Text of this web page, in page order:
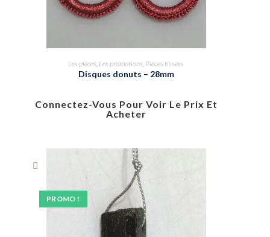
Les pièces Les promotions Pièces tissées
Disques donuts – 28mm
Connectez-Vous Pour Voir Le Prix Et
Acheter
PROMO !